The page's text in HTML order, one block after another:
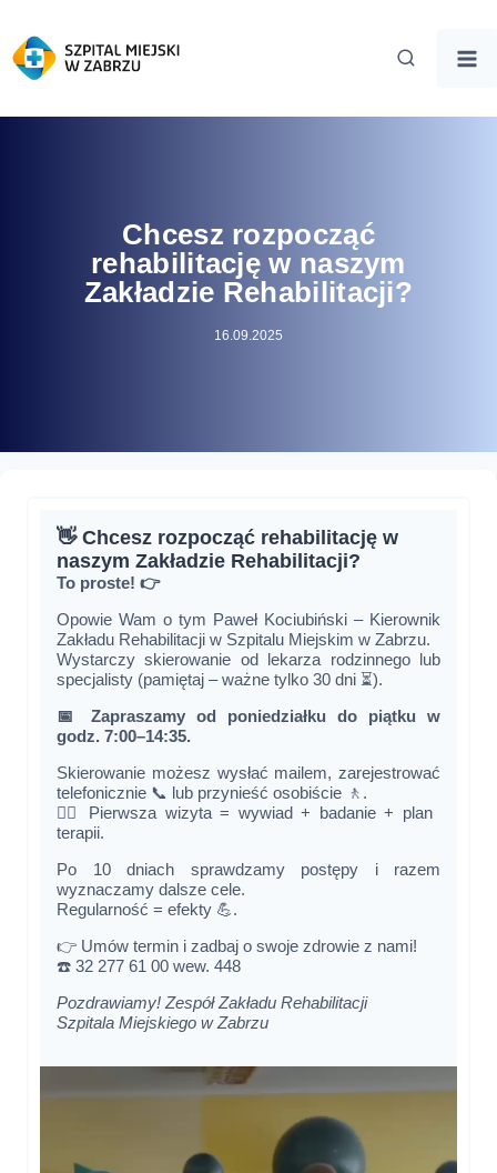
Chcesz rozpocząć
rehabilitację w naszym
Zakładzie Rehabilitacji?
16.09.2025
👋 Chcesz rozpocząć rehabilitację w
naszym Zakładzie Rehabilitacji?
To proste! 👉
Opowie Wam o tym Paweł Kociubiński – Kierownik
Zakładu Rehabilitacji w Szpitalu Miejskim w Zabrzu.
Wystarczy skierowanie od lekarza rodzinnego lub
specjalisty (pamiętaj – ważne tylko 30 dni ⏳).
📅 Zapraszamy od poniedziałku do piątku w
godz. 7:00–14:35.
Skierowanie możesz wysłać mailem, zarejestrować
telefonicznie 📞 lub przynieść osobiście 🚶.
👨‍⚕️ Pierwsza wizyta = wywiad + badanie + plan
terapii.
Po 10 dniach sprawdzamy postępy i razem
wyznaczamy dalsze cele.
Regularność = efekty 💪.
👉 Umów termin i zadbaj o swoje zdrowie z nami!
☎️ 32 277 61 00 wew. 448
Pozdrawiamy! Zespół Zakładu Rehabilitacji
Szpitala Miejskiego w Zabrzu